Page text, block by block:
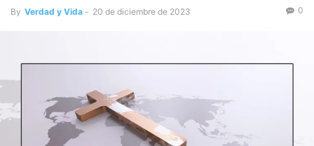
By Verdad y Vida - 20 de diciembre de 2023 0